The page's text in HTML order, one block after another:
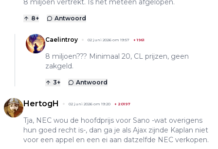
8 miljoen vertrekt. Is het meteen afgelopen.
8+ Antwoord
Caelintroy 02 juni 2026 om 19:57 +1961
8 miljoen??? Minimaal 20, CL prijzen, geen
zakgeld.
3+ Antwoord
HertogH 02 juni 2026 om 19:20 + 20197
Tja, NEC wou de hoofdprijs voor Sano -wat overigens
hun goed recht is-, dan ga je als Ajax zijnde Kaplan niet
voor een appel en een ei aan datzelfde NEC verkopen.